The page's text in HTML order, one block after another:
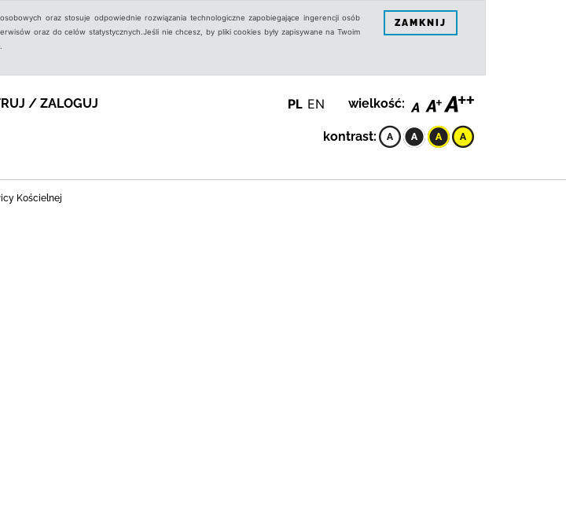
oraz stosuje odpowiednie rozwiązania technologiczne zapobiegające ingerencji osób
oraz do celów statystycznych.Jeśli nie chcesz, by pliki cookies były zapisywane na Twoim
ZAMKNIJ
/ ZALOGUJ PL EN wielkość:
kontrast:
Kościelnej